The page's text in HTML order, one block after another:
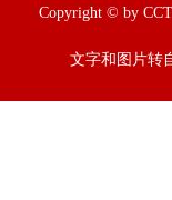
Copyright © by
文字和图片转